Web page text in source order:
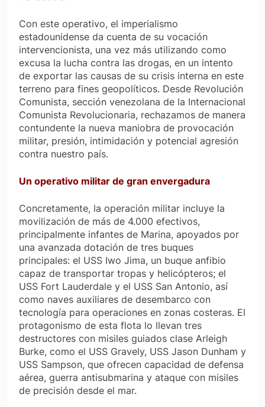
Con este operativo, el imperialismo
estadounidense da cuenta de su vocación
intervencionista, una vez más utilizando como
excusa la lucha contra las drogas, en un intento
de exportar las causas de su crisis interna en este
terreno para fines geopolíticos. Desde Revolución
Comunista, sección venezolana de la Internacional
Comunista Revolucionaria, rechazamos de manera
contundente la nueva maniobra de provocación
militar, presión, intimidación y potencial agresión
contra nuestro país.
Un operativo militar de gran envergadura
Concretamente, la operación militar incluye la
movilización de más de 4.000 efectivos,
principalmente infantes de Marina, apoyados por
una avanzada dotación de tres buques
principales: el USS Iwo Jima, un buque anfibio
capaz de transportar tropas y helicópteros; el
USS Fort Lauderdale y el USS San Antonio, así
como naves auxiliares de desembarco con
tecnología para operaciones en zonas costeras. El
protagonismo de esta flota lo llevan tres
destructores con misiles guiados clase Arleigh
Burke, como el USS Gravely, USS Jason Dunham y
USS Sampson, que ofrecen capacidad de defensa
aérea, guerra antisubmarina y ataque con misiles
de precisión desde el mar.